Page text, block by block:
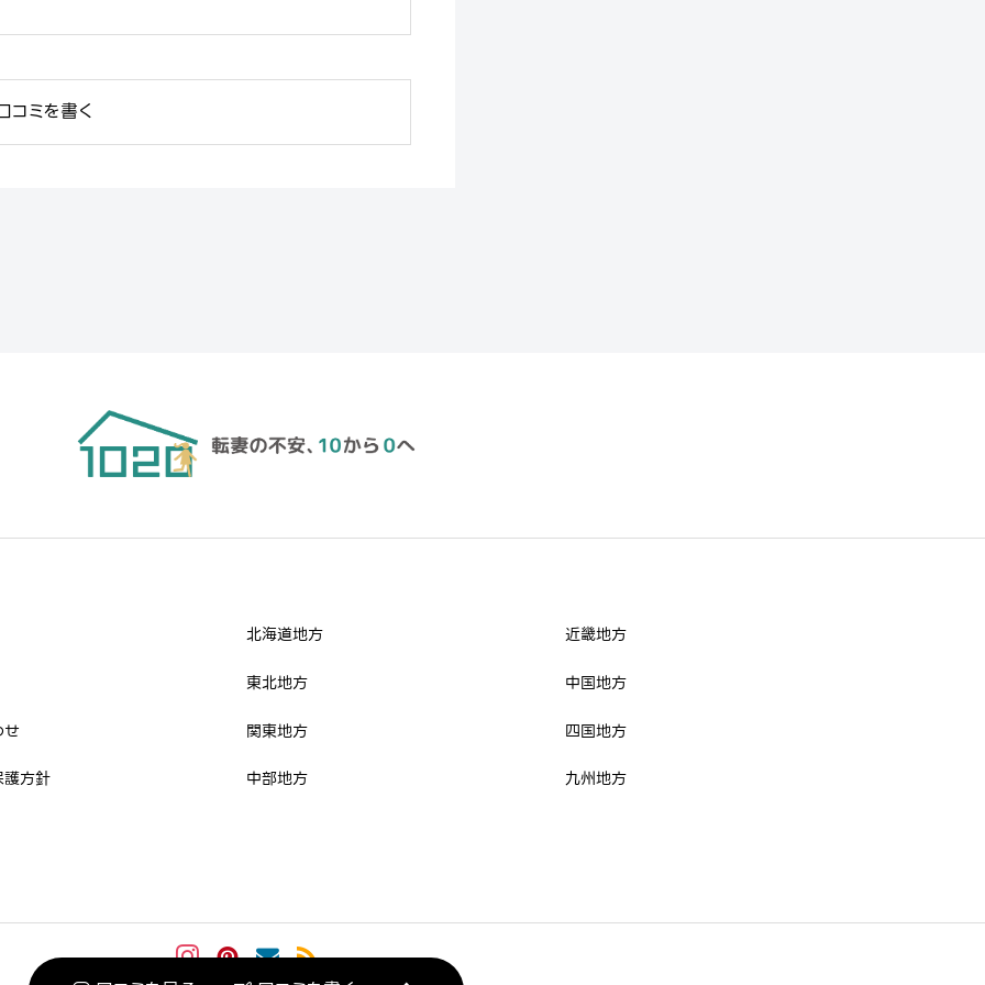
コミを書く
必須

方針
北海道地方
東北地方
関東地方
中部地方
近畿地方
中国地方
四国地方
九州地方